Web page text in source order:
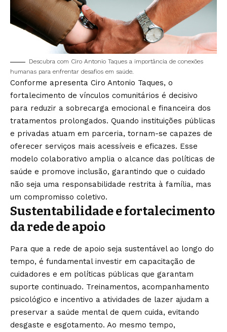
Descubra com Ciro Antonio Taques a importância de conexões
humanas para enfrentar desafios em saúde.
Conforme apresenta Ciro Antonio Taques, o
fortalecimento de vínculos comunitários é decisivo
para reduzir a sobrecarga emocional e financeira dos
tratamentos prolongados. Quando instituições públicas
e privadas atuam em parceria, tornam-se capazes de
oferecer serviços mais acessíveis e eficazes. Esse
modelo colaborativo amplia o alcance das políticas de
saúde e promove inclusão, garantindo que o cuidado
não seja uma responsabilidade restrita à família, mas
um compromisso coletivo.
Sustentabilidade e fortalecimento
da rede de apoio
Para que a rede de apoio seja sustentável ao longo do
tempo, é fundamental investir em capacitação de
cuidadores e em políticas públicas que garantam
suporte continuado. Treinamentos, acompanhamento
psicológico e incentivo a atividades de lazer ajudam a
preservar a saúde mental de quem cuida, evitando
desgaste e esgotamento. Ao mesmo tempo,